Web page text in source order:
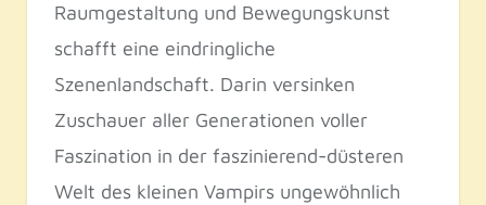
Raumgestaltung und Bewegungskunst
schafft eine eindringliche
Szenenlandschaft. Darin versinken
Zuschauer aller Generationen voller
Faszination in der faszinierend-düsteren
Welt des kleinen Vampirs ungewöhnlich